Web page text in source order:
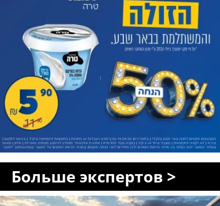
Больше экспертов >